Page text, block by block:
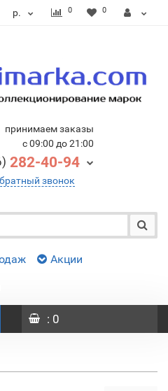
р. 0 0
принимаем заказы
с 09:00 до 21:00
282-40-94
звонок
Акции
: 0